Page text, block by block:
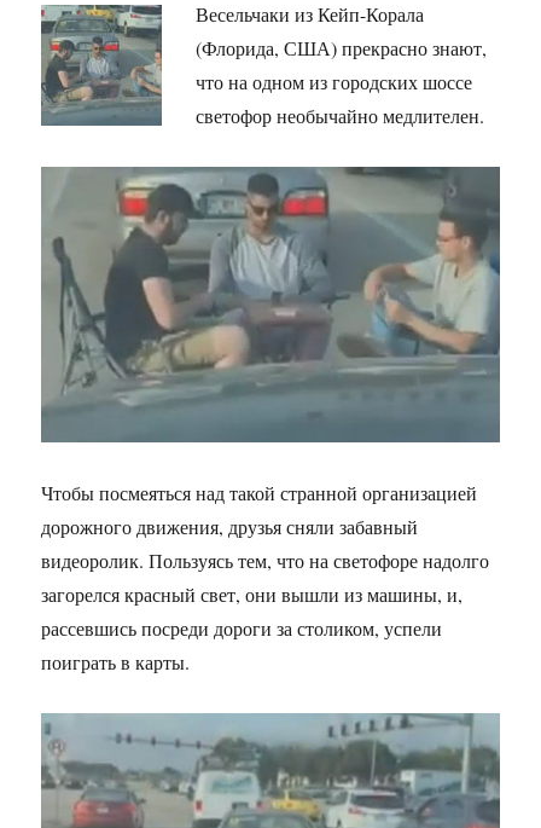
Весельчаки из Кейп-Корала
(Флорида, США) прекрасно знают,
что на одном из городских шоссе
светофор необычайно медлителен.
Чтобы посмеяться над такой странной организацией
дорожного движения, друзья сняли забавный
видеоролик. Пользуясь тем, что на светофоре надолго
загорелся красный свет, они вышли из машины, и,
рассевшись посреди дороги за столиком, успели
поиграть в карты.